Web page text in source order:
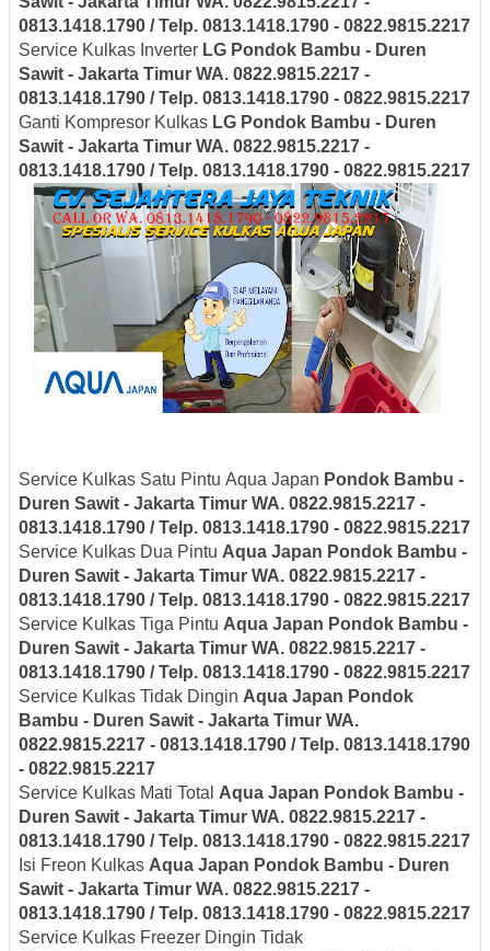
0813.1418.1790 / Telp. 0813.1418.1790 - 0822.9815.2217
Service Kulkas Inverter LG Pondok Bambu - Duren
Sawit - Jakarta Timur WA. 0822.9815.2217 -
0813.1418.1790 / Telp. 0813.1418.1790 - 0822.9815.2217
Ganti Kompresor Kulkas LG Pondok Bambu - Duren
Sawit - Jakarta Timur WA. 0822.9815.2217 -
0813.1418.1790 / Telp. 0813.1418.1790 - 0822.9815.2217
Service Kulkas Satu Pintu Aqua Japan Pondok Bambu -
Duren Sawit - Jakarta Timur WA. 0822.9815.2217 -
0813.1418.1790 / Telp. 0813.1418.1790 - 0822.9815.2217
Service Kulkas Dua Pintu Aqua Japan Pondok Bambu -
Duren Sawit - Jakarta Timur WA. 0822.9815.2217 -
0813.1418.1790 / Telp. 0813.1418.1790 - 0822.9815.2217
Service Kulkas Tiga Pintu Aqua Japan Pondok Bambu -
Duren Sawit - Jakarta Timur WA. 0822.9815.2217 -
0813.1418.1790 / Telp. 0813.1418.1790 - 0822.9815.2217
Service Kulkas Tidak Dingin Aqua Japan Pondok
Bambu - Duren Sawit - Jakarta Timur WA.
0822.9815.2217 - 0813.1418.1790 / Telp. 0813.1418.1790
- 0822.9815.2217
Service Kulkas Mati Total Aqua Japan Pondok Bambu -
Duren Sawit - Jakarta Timur WA. 0822.9815.2217 -
0813.1418.1790 / Telp. 0813.1418.1790 - 0822.9815.2217
Isi Freon Kulkas Aqua Japan Pondok Bambu - Duren
Sawit - Jakarta Timur WA. 0822.9815.2217 -
0813.1418.1790 / Telp. 0813.1418.1790 - 0822.9815.2217
Service Kulkas Freezer Dingin Tidak